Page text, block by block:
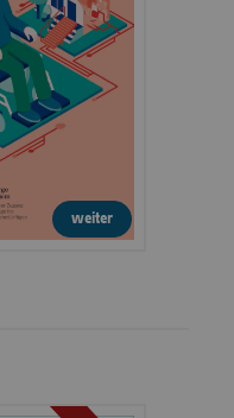
weiter